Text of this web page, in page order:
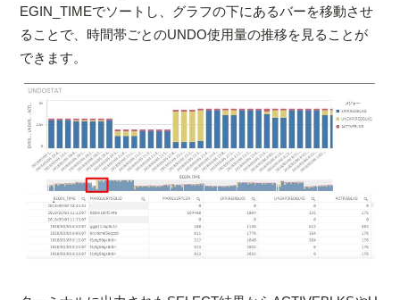
EGIN_TIMEでソートし、グラフの下にあるバーを移動させ
ることで、時間帯ごとのUNDO使用量の推移を見ることが
できます。